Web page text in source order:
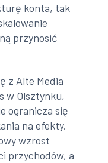
konta, tak
przynosić
z Alte Media
w Olsztynku,
ogranicza się
na efekty.
wzrost
przychodów, a